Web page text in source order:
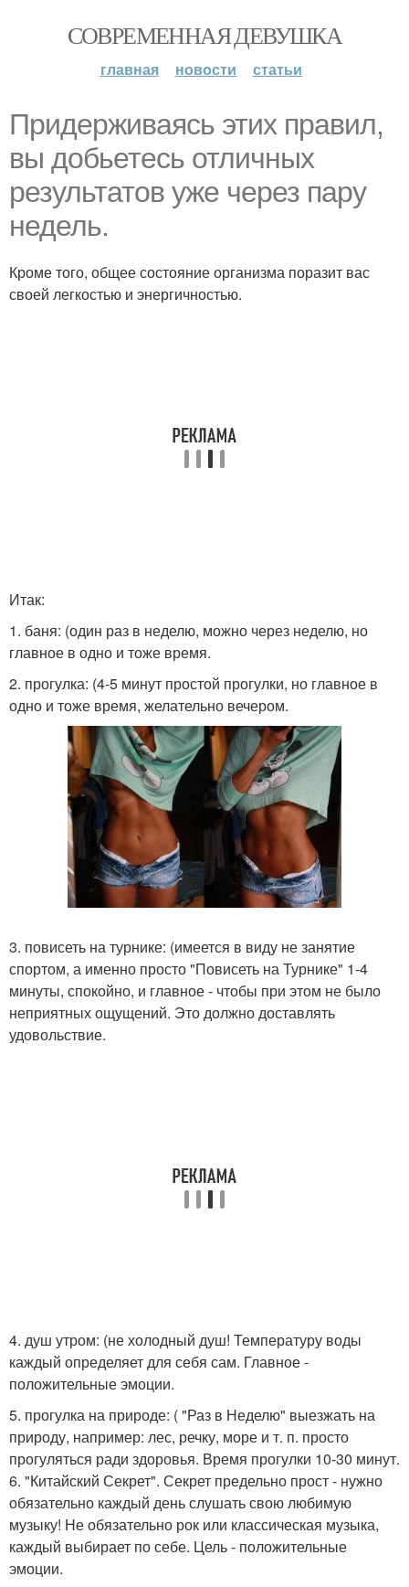
СОВРЕМЕННАЯ ДЕВУШКА
главная новости статьи
Придерживаясь этих правил,
вы добьетесь отличных
результатов уже через пару
недель.
Кроме того, общее состояние организма поразит вас
своей легкостью и энергичностью.
Итак:
1. баня: (один раз в неделю, можно через неделю, но
главное в одно и тоже время.
2. прогулка: (4-5 минут простой прогулки, но главное в
одно и тоже время, желательно вечером.
3. повисеть на турнике: (имеется в виду не занятие
спортом, а именно просто "Повисеть на Турнике" 1-4
минуты, спокойно, и главное - чтобы при этом не было
неприятных ощущений. Это должно доставлять
удовольствие.
4. душ утром: (не холодный душ! Температуру воды
каждый определяет для себя сам. Главное -
положительные эмоции.
5. прогулка на природе: ( "Раз в Неделю" выезжать на
природу, например: лес, речку, море и т. п. просто
прогуляться ради здоровья. Время прогулки 10-30 минут.
6. "Китайский Секрет". Секрет предельно прост - нужно
обязательно каждый день слушать свою любимую
музыку! Не обязательно рок или классическая музыка,
каждый выбирает по себе. Цель - положительные
эмоции.